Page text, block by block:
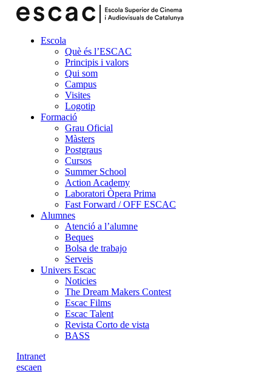
Escola
Què és l’ESCAC
Principis i valors
Qui som
Campus
Visites
Logotip
Formació
Grau Oficial
Màsters
Postgraus
Cursos
Summer School
Action Academy
Laboratori Òpera Prima
Fast Forward / OFF ESCAC
Alumnes
Atenció a l’alumne
Beques
Bolsa de trabajo
Serveis
Univers Escac
Noticies
The Dream Makers Contest
Escac Films
Escac Talent
Revista Corto de vista
BASS
Intranet
escaen